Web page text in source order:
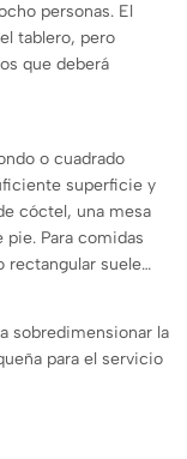
personas. El
tablero, pero
que deberá
o cuadrado
superficie y
cóctel, una mesa
Para comidas
rectangular suele
sobredimensionar la
para el servicio